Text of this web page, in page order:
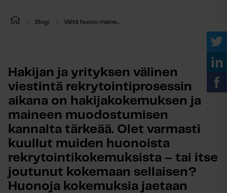
Blogi Vältä huono maine...
Hakijan ja yrityksen välinen
viestintä rekrytointiprosessin
aikana on hakijakokemuksen ja
maineen muodostumisen
kannalta tärkeää. Olet varmasti
kuullut muiden huonoista
rekrytointikokemuksista – tai itse
joutunut kokemaan sellaisen?
Huonoja kokemuksia jaetaan